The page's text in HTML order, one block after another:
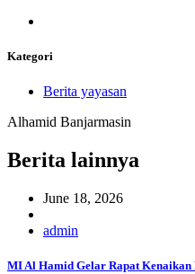
Kategori
Berita yayasan
Alhamid Banjarmasin
Berita lainnya
June 18, 2026
admin
MI Al Hamid Gelar Rapat Kenaikan